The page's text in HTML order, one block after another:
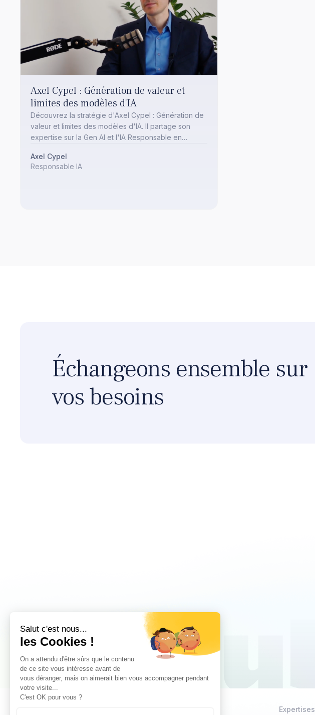
Axel Cypel : Génération de valeur et
limites des modèles d'IA
Découvrez la stratégie d'Axel Cypel : Génération de
valeur et limites des modèles d'IA. Il partage son
expertise sur la Gen AI et l'IA Responsable en
Axel Cypel
Responsable IA
Échangeons ensemble sur
vos besoins
Expertises